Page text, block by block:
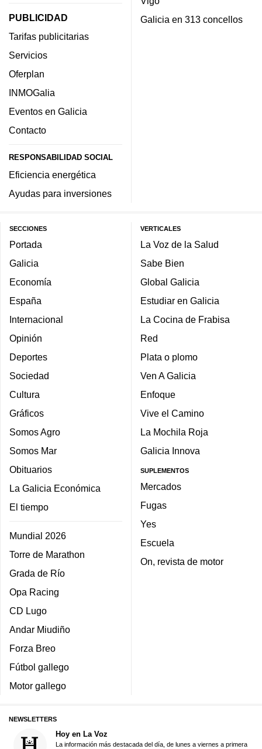
PUBLICIDAD
Tarifas publicitarias
Servicios
Oferplan
INMOGalia
Eventos en Galicia
Contacto
RESPONSABILIDAD SOCIAL
Eficiencia energética
Ayudas para inversiones
Galicia en 313 concellos
SECCIONES
Portada
Galicia
Economía
España
Internacional
Opinión
Deportes
Sociedad
Cultura
Gráficos
Somos Agro
Somos Mar
Obituarios
La Galicia Económica
El tiempo
Mundial 2026
Torre de Marathon
Grada de Río
Opa Racing
CD Lugo
Andar Miudiño
Forza Breo
Fútbol gallego
Motor gallego
VERTICALES
La Voz de la Salud
Sabe Bien
Global Galicia
Estudiar en Galicia
La Cocina de Frabisa
Red
Plata o plomo
Ven A Galicia
Enfoque
Vive el Camino
La Mochila Roja
Galicia Innova
SUPLEMENTOS
Mercados
Fugas
Yes
Escuela
On, revista de motor
NEWSLETTERS
Hoy en La Voz
La información más destacada del día, de lunes a viernes a primera